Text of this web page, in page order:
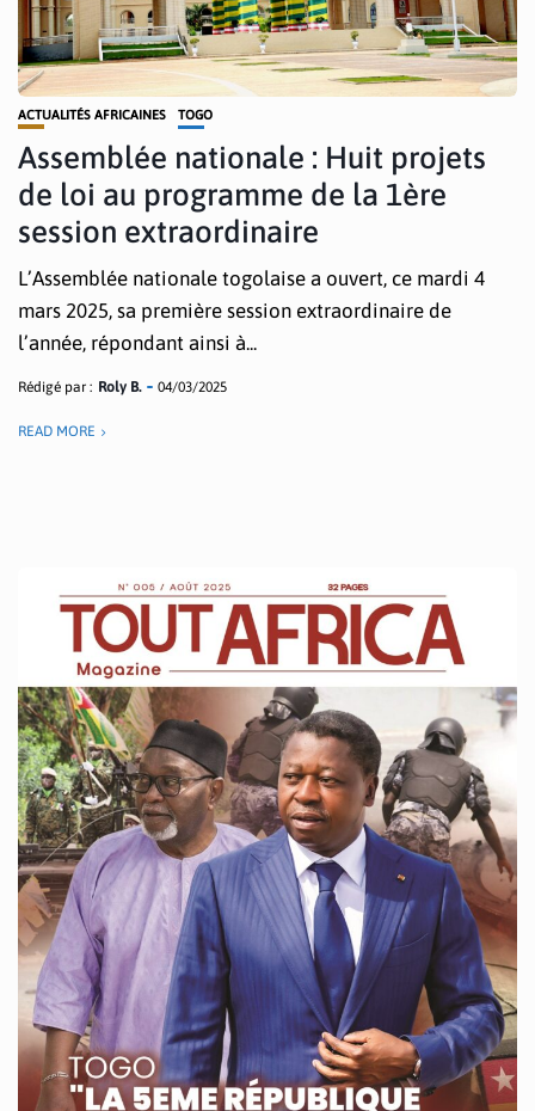
ACTUALITÉS AFRICAINES TOGO
Assemblée nationale : Huit projets
de loi au programme de la 1ère
session extraordinaire
L’Assemblée nationale togolaise a ouvert, ce mardi 4
mars 2025, sa première session extraordinaire de
l’année, répondant ainsi à...
Rédigé par : Roly B. 04/03/2025
READ MORE